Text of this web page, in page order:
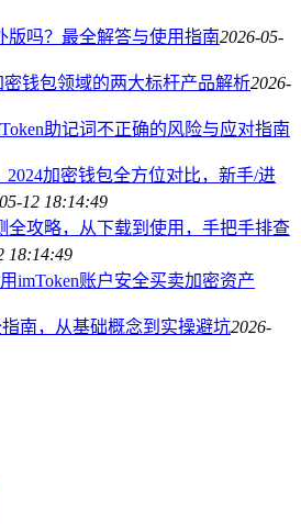
版吗？最全解答与使用指南2026-05-
密钱包领域的两大标杆产品解析2026-
助记词不正确的风险与应对指南
2024加密钱包全方位对比，新手/进
12 18:14:49
全攻略，从下载到使用，手把手排查
18:14:49
imToken账户安全买卖加密资产
指南，从基础概念到实操避坑2026-